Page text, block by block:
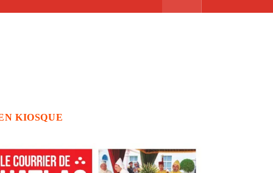
KIOSQUE